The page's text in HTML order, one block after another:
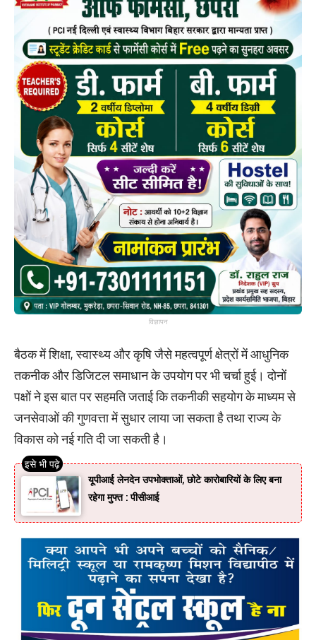
विज्ञापन
बैठक में शिक्षा, स्वास्थ्य और कृषि जैसे महत्वपूर्ण क्षेत्रों में आधुनिक
तकनीक और डिजिटल समाधान के उपयोग पर भी चर्चा हुई। दोनों
पक्षों ने इस बात पर सहमति जताई कि तकनीकी सहयोग के माध्यम से
जनसेवाओं की गुणवत्ता में सुधार लाया जा सकता है तथा राज्य के
विकास को नई गति दी जा सकती है।
यूपीआई लेनदेन उपभोक्ताओं, छोटे कारोबारियों के लिए बना
रहेगा मुफ्त : पीसीआई